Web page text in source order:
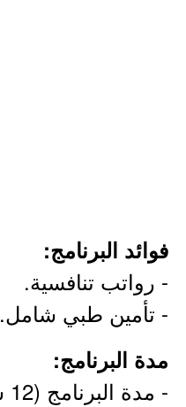
فوائد البرنامج:
- رواتب تنافسية.
- تأمين طبي شامل.
مدة البرنامج:
- مدة البرنامج (12 شهر).